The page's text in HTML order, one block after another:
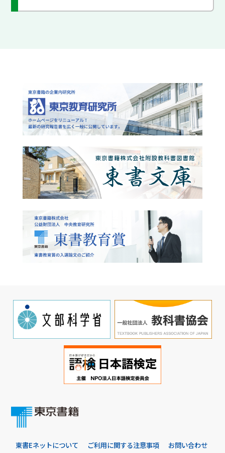
東書Eネットについて ご利用に関する注意事項
お問い合わせ